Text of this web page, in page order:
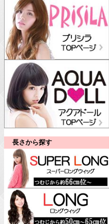
長さから探す